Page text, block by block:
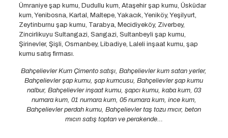
Ümraniye şap kumu, Dudullu kum, Ataşehir şap kumu, Üsküdar
kum, Yenibosna, Kartal, Maltepe, Yakacık, Yeniköy, Yeşilyurt,
Zeytinburnu şap kumu, Tarabya, Mecidiyeköy, Ziverbey,
Zincirlikuyu Sultangazi, Sarıgazi, Sultanbeyli şap kumu,
Şirinevler, Şişli, Osmanbey, Libadiye, Laleli inşaat kumu, şap
kumu satış firması.
Bahçelievler Kum Çimento satışı, Bahçelievler kum satan yerler,
Bahçelievler şap kumu, şap kumcusu, Bahçelievler şap kumu
nalbur, Bahçelievler inşaat kumu, şapcı kumu, kaba kum, 03
numara kum, 01 numara kum, 05 numara kum, ince kum,
Bahçelievler perdah kumu, Bahçelievler taş tozu mıcır, beton
mıcırı satış toptan ve perakende…